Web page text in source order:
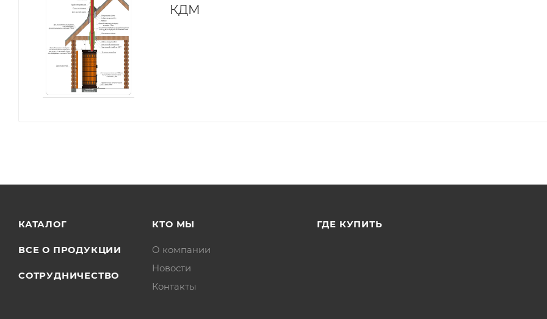
КДМ
КАТАЛОГ
ВСЕ О ПРОДУКЦИИ
СОТРУДНИЧЕСТВО
КТО МЫ
О компании
Новости
Контакты
ГДЕ КУПИТЬ